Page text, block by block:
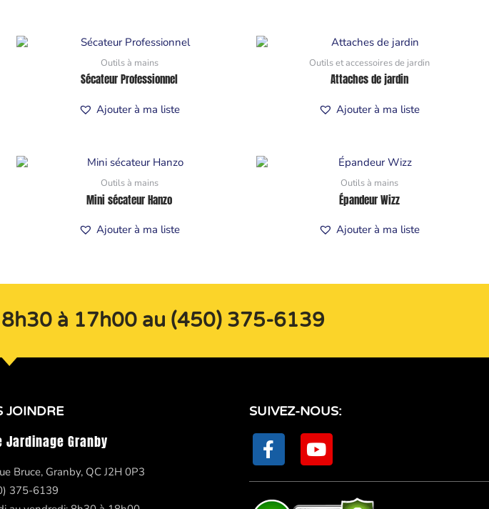
Outils à mains
Sécateur Professionnel
Ajouter à ma liste
Outils et accessoires de jardin
Attaches de jardin
Ajouter à ma liste
Outils à mains
Mini sécateur Hanzo
Ajouter à ma liste
Outils à mains
Épandeur Wizz
Ajouter à ma liste
à 17h00 au (450) 375-6139
JOINDRE
Jardinage Granby
Bruce, Granby, QC J2H 0P3
375-6139
SUIVEZ-NOUS:
F
a
c
e
Y
o
u